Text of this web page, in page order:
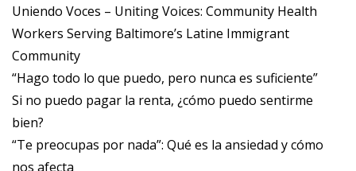
Uniendo Voces – Uniting Voices: Community Health
Workers Serving Baltimore’s Latine Immigrant
Community
“Hago todo lo que puedo, pero nunca es suficiente”
Si no puedo pagar la renta, ¿cómo puedo sentirme
bien?
“Te preocupas por nada”: Qué es la ansiedad y cómo
nos afecta